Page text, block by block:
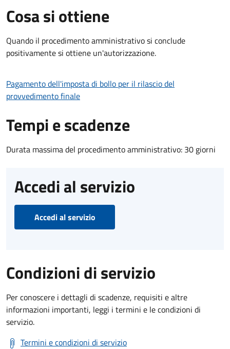
Cosa si ottiene
Quando il procedimento amministrativo si conclude
positivamente si ottiene un'autorizzazione.
Pagamento dell'imposta di bollo per il rilascio del
provvedimento finale
Tempi e scadenze
Durata massima del procedimento amministrativo: 30 giorni
Accedi al servizio
Accedi al servizio
Condizioni di servizio
Per conoscere i dettagli di scadenze, requisiti e altre
informazioni importanti, leggi i termini e le condizioni di
servizio.
Termini e condizioni di servizio